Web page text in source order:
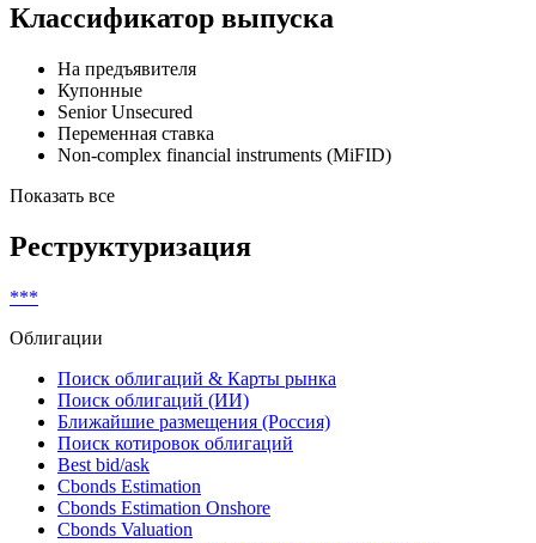
Классификатор выпуска
На предъявителя
Купонные
Senior Unsecured
Переменная ставка
Non-complex financial instruments (MiFID)
Показать все
Реструктуризация
***
Облигации
Поиск облигаций & Карты рынка
Поиск облигаций (ИИ)
Ближайшие размещения (Россия)
Поиск котировок облигаций
Best bid/ask
Cbonds Estimation
Cbonds Estimation Onshore
Cbonds Valuation